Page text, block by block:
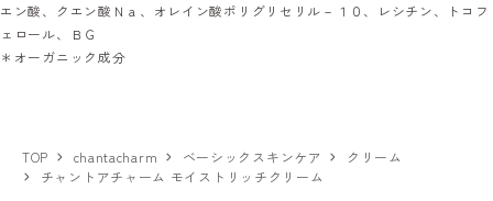
TOP chantacharm ベーシックスキンケア
クリーム
チャントアチャーム モイストリッチクリーム
エン酸、クエン酸Ｎａ、オレイン酸ポリグリセリル－１０、レシチン、トコフ
ェロール、ＢＧ
＊オーガニック成分